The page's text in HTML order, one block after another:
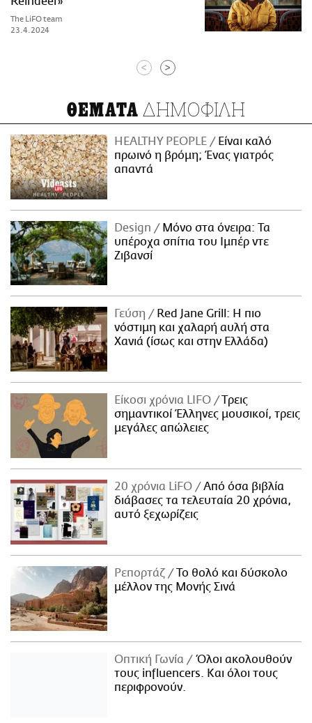
The LiFO team
23.4.2024
< >
ΘΕΜΑΤΑ ΔΗΜΟΦΙΛΗ
HEALTHY PEOPLE
Είναι καλό
πρωινό η βρόμη; Ένας γιατρός
απαντά
Design
Μόνο στα όνειρα: Τα
υπέροχα σπίτια του Ιμπέρ ντε
Ζιβανσί
Γεύση
Red Jane Grill: Η πιο
νόστιμη και χαλαρή αυλή στα
Χανιά (ίσως και στην Ελλάδα)
Είκοσι χρόνια LIFO
Tρεις
σημαντικοί Έλληνες μουσικοί, τρεις
μεγάλες απώλειες
20 χρόνια LiFO
Από όσα βιβλία
διάβασες τα τελευταία 20 χρόνια,
αυτό ξεχωρίζεις
Ρεπορτάζ
Το θολό και δύσκολο
μέλλον της Μονής Σινά
Οπτική Γωνία
Όλοι ακολουθούν
τους influencers. Και όλοι τους
περιφρονούν.